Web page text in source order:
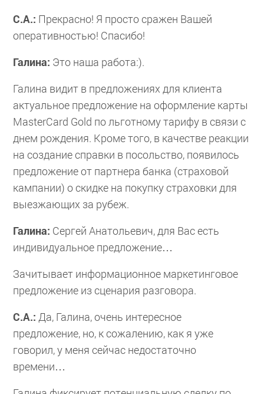
С.А.: Прекрасно! Я просто сражен Вашей
оперативностью! Спасибо!
Галина: Это наша работа:).
Галина видит в предложениях для клиента
актуальное предложение на оформление карты
MasterCard Gold по льготному тарифу в связи с
днем рождения. Кроме того, в качестве реакции
на создание справки в посольство, появилось
предложение от партнера банка (страховой
кампании) о скидке на покупку страховки для
выезжающих за рубеж.
Галина: Сергей Анатольевич, для Вас есть
индивидуальное предложение…
Зачитывает информационное маркетинговое
предложение из сценария разговора.
С.А.: Да, Галина, очень интересное
предложение, но, к сожалению, как я уже
говорил, у меня сейчас недостаточно
времени…